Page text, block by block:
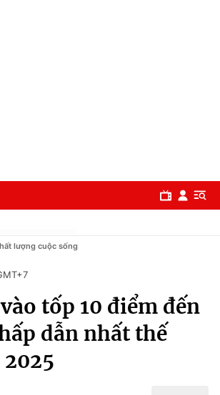
trí
lượng cuộc sống
tốp 10 điểm đến
dẫn nhất thế